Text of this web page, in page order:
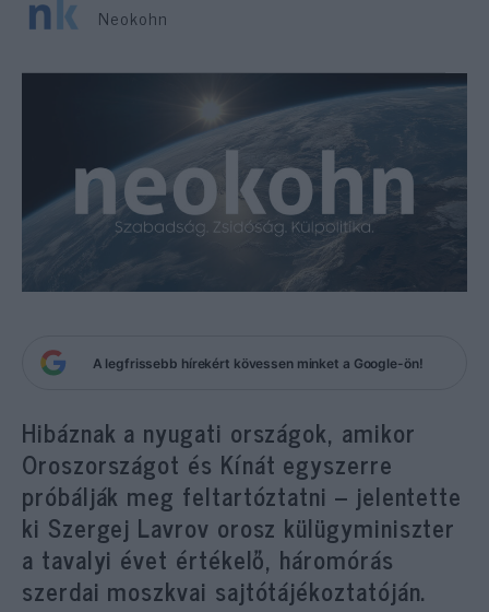
Neokohn
A legfrissebb hírekért kövessen minket a Google-ön!
Hibáznak a nyugati országok, amikor
Oroszországot és Kínát egyszerre
próbálják meg feltartóztatni – jelentette
ki Szergej Lavrov orosz külügyminiszter
a tavalyi évet értékelő, háromórás
szerdai moszkvai sajtótájékoztatóján.